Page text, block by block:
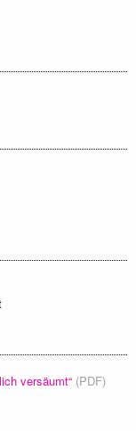
versäumt“ (PDF)